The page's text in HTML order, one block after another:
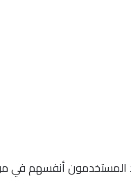
المستخدمون أنفسهم